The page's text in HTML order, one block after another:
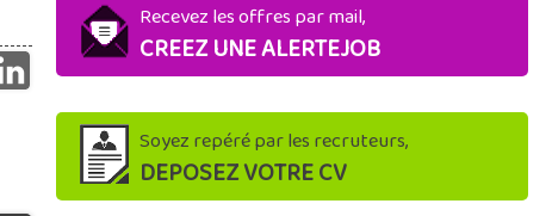
Recevez les offres par mail,
CREEZ UNE ALERTEJOB
Soyez repéré par les recruteurs,
DEPOSEZ VOTRE CV